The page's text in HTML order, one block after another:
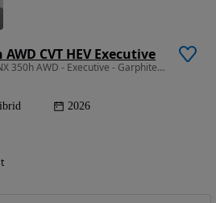
CVT HEV Executive
2487 cm3 • 244 CP • Lexus NX 350h AWD - Executive - Garphite Black - Dark Rose
2026